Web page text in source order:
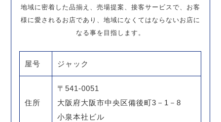
地域に密着した品揃え、売場提案、接客サービスで、お客
様に愛されるお店であり、地域になくてはならないお店に
なる事を目指します。
屋号 ジャック
住所
〒541-0051
大阪府大阪市中央区備後町3－1－8
小泉本社ビル